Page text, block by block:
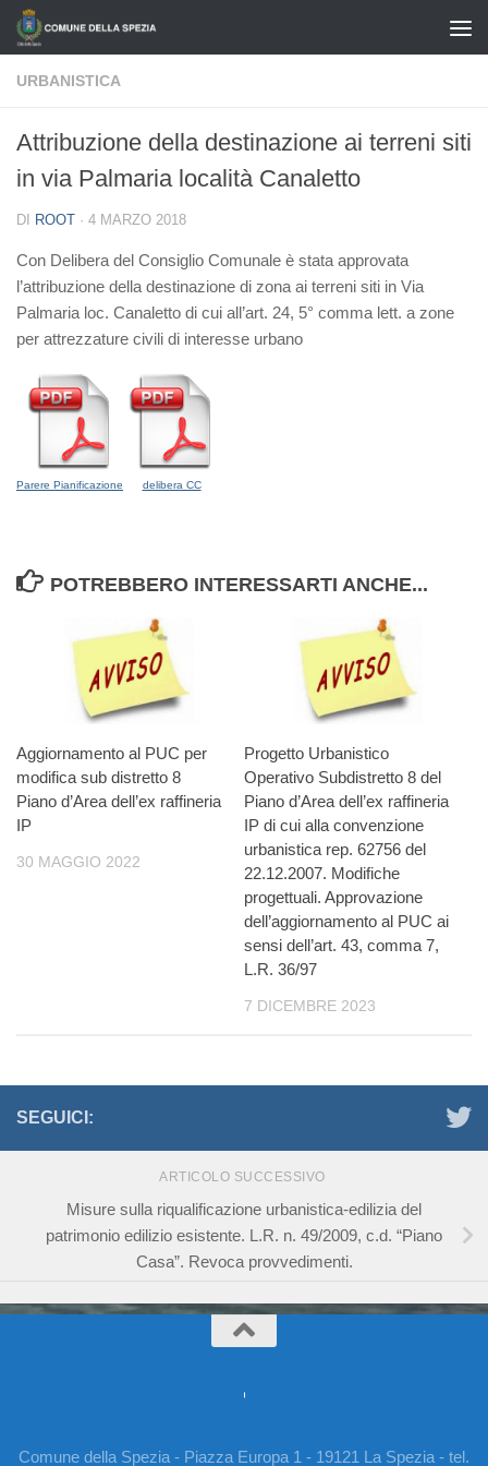
Salta al contenuto
URBANISTICA
Attribuzione della destinazione ai terreni siti
in via Palmaria località Canaletto
DI ROOT · 4 MARZO 2018
Con Delibera del Consiglio Comunale è stata approvata
l’attribuzione della destinazione di zona ai terreni siti in Via
Palmaria loc. Canaletto di cui all’art. 24, 5° comma lett. a zone
per attrezzature civili di interesse urbano
Parere Pianificazione delibera CC
POTREBBERO INTERESSARTI ANCHE...
Aggiornamento al PUC per
modifica sub distretto 8
Piano d’Area dell’ex raffineria
IP
30 MAGGIO 2022
Progetto Urbanistico
Operativo Subdistretto 8 del
Piano d’Area dell’ex raffineria
IP di cui alla convenzione
urbanistica rep. 62756 del
22.12.2007. Modifiche
progettuali. Approvazione
dell’aggiornamento al PUC ai
sensi dell’art. 43, comma 7,
L.R. 36/97
7 DICEMBRE 2023
SEGUICI:
ARTICOLO SUCCESSIVO
Misure sulla riqualificazione urbanistica-edilizia del
patrimonio edilizio esistente. L.R. n. 49/2009, c.d. “Piano
Casa”. Revoca provvedimenti.
Comune della Spezia - Piazza Europa 1 - 19121 La Spezia - tel.